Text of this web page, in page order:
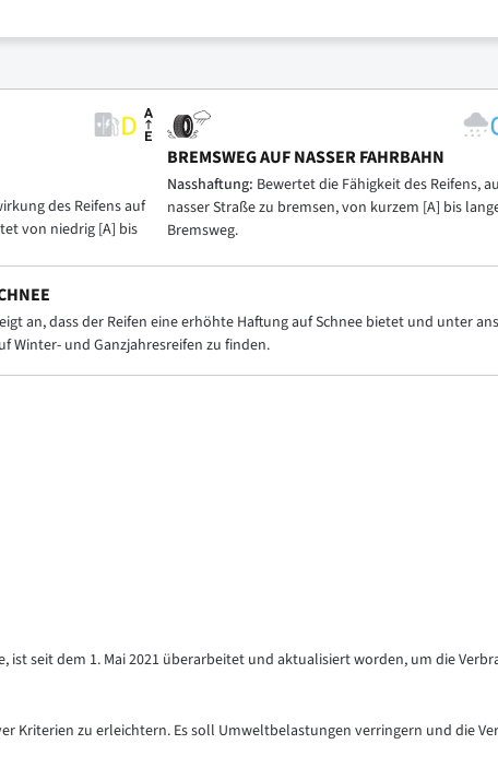
des Reifens auf
von niedrig [A] bis
BREMSWEG AUF NASSER FAHRBAHN
Nasshaftung: Bewertet die Fähigkeit des Reifens,
nasser Straße zu bremsen, von kurzem [A] bis
Bremsweg.
an, dass der Reifen eine erhöhte Haftung auf Schnee bietet und unter
Winter- und Ganzjahresreifen zu finden.
seit dem 1. Mai 2021 überarbeitet und aktualisiert worden, um die
Kriterien zu erleichtern. Es soll Umweltbelastungen verringern und die